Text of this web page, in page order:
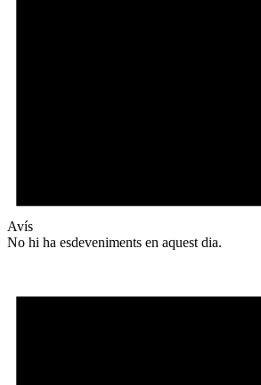
Avís
No hi ha esdeveniments en aquest dia.